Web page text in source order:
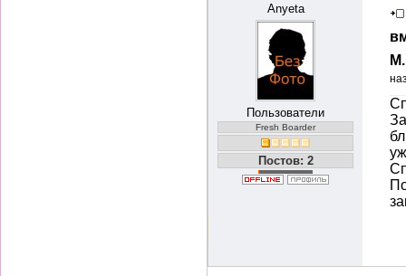
Anyeta
Пользователи
Fresh Boarder
Постов: 2